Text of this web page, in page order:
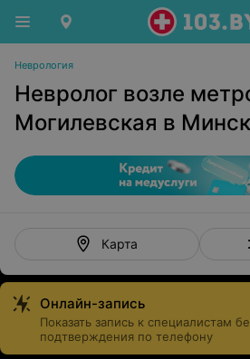
Неврология
Невролог возле
Могилевская в
Карта
Онлайн-запись
Показать запись к специалистам
подтверждения по телефону